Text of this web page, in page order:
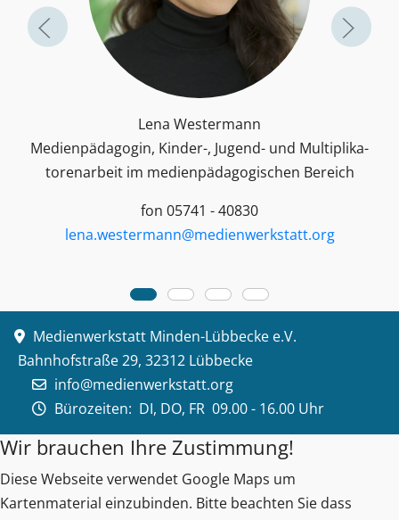
Lena Westermann
Medienpädagogin, Kinder-, Jugend- und Multiplika­
toren­arbeit im medienpädagogischen Bereich
fon 05741 - 40830
lena.westermann@medienwerkstatt.org
Medienwerkstatt Minden-Lübbecke e.V.
Bahnhofstraße 29, 32312 Lübbecke
info@medienwerkstatt.org
Bürozeiten: DI, DO, FR 09.00 - 16.00 Uhr
Wir brauchen Ihre Zustimmung!
Diese Webseite verwendet Google Maps um
Kartenmaterial einzubinden. Bitte beachten Sie dass